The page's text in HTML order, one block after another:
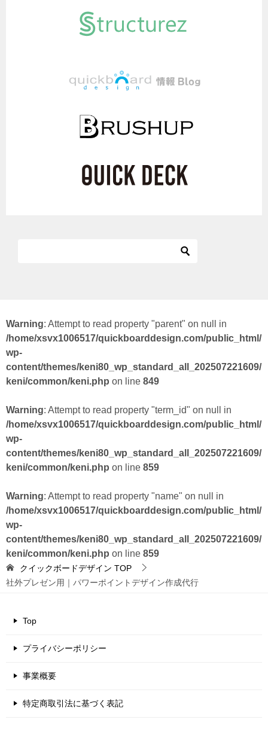
Warning: Attempt to read property "parent" on null in
/home/xsvx1006517/quickboarddesign.com/public_html/
wp-
content/themes/keni80_wp_standard_all_202507221609/
keni/common/keni.php on line 849
Warning: Attempt to read property "term_id" on null in
/home/xsvx1006517/quickboarddesign.com/public_html/
wp-
content/themes/keni80_wp_standard_all_202507221609/
keni/common/keni.php on line 859
Warning: Attempt to read property "name" on null in
/home/xsvx1006517/quickboarddesign.com/public_html/
wp-
content/themes/keni80_wp_standard_all_202507221609/
keni/common/keni.php on line 859
クイックボードデザイン TOP
社外プレゼン用｜パワーポイントデザイン作成代行
Top
プライバシーポリシー
事業概要
特定商取引法に基づく表記